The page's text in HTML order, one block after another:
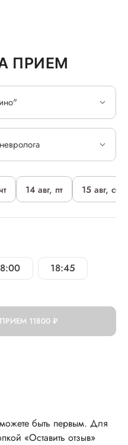
ПРИЕМ
14 авг, пт 15 авг, сб
18:45
11800 ₽
быть первым. Для
«Оставить отзыв»